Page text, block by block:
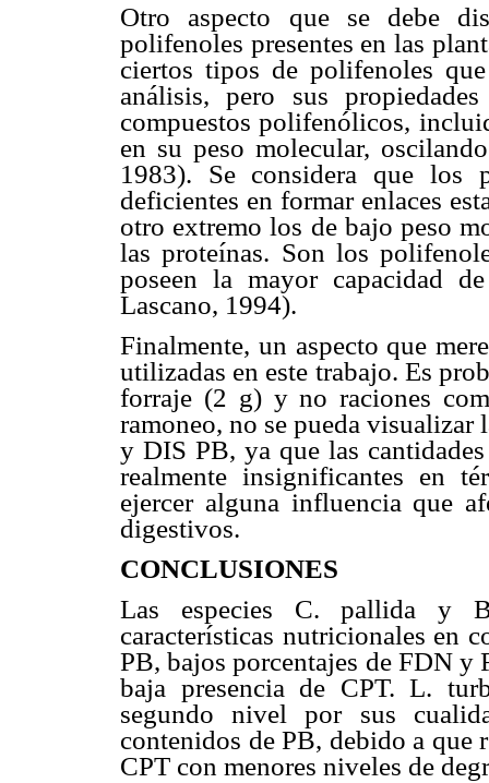
Otro aspecto que se debe
polifenoles presentes en las
ciertos tipos de polifenoles
análisis, pero sus
compuestos polifenólicos,
en su peso molecular,
1983). Se considera que los
deficientes en formar enlaces
otro extremo los de bajo peso
las proteínas. Son los
poseen la mayor capacidad
Lascano, 1994).
Finalmente, un aspecto que
utilizadas en este trabajo. Es
forraje (2 g) y no raciones
ramoneo, no se pueda
y DIS PB, ya que las
realmente insignificantes en
ejercer alguna influencia que
digestivos.
CONCLUSIONES
Las especies C. pallida y
características nutricionales en
PB, bajos porcentajes de FDN
baja presencia de CPT. L.
segundo nivel por sus
contenidos de PB, debido a que
CPT con menores niveles de